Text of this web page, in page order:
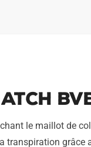
le maillot de
transpiration grâce